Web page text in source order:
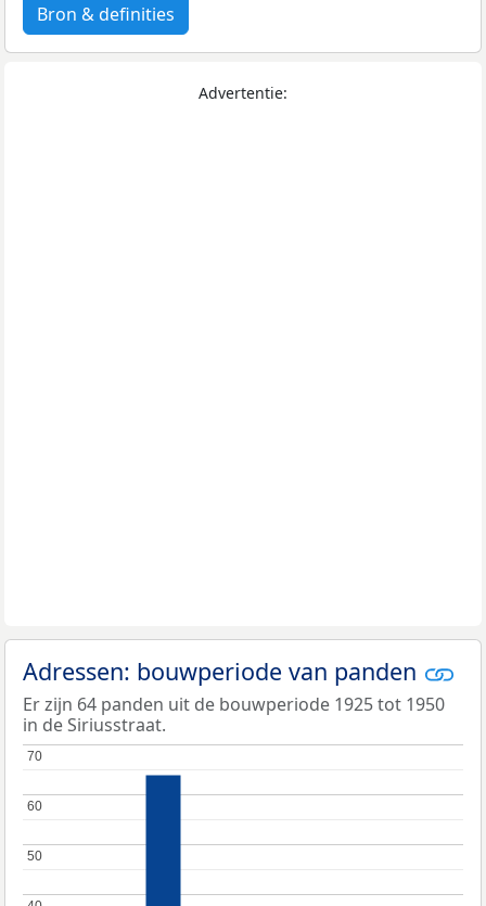
Bron & definities
Advertentie:
Adressen: bouwperiode van panden
Er zijn 64 panden uit de bouwperiode 1925 tot 1950
in de Siriusstraat.
50
50
60
60
70
70